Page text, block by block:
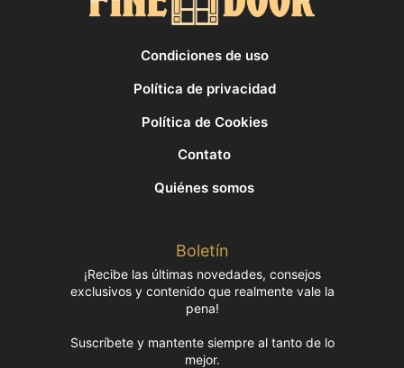
Condiciones de uso
Política de privacidad
Política de Cookies
Contato
Quiénes somos
Boletín
¡Recibe las últimas novedades, consejos
exclusivos y contenido que realmente vale la
pena!
Suscríbete y mantente siempre al tanto de lo
mejor.